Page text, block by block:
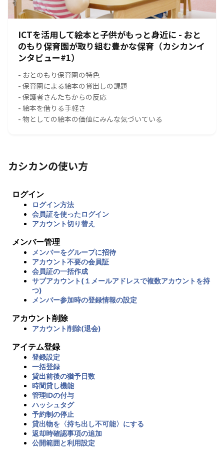
ICTを活用して絵本と子供がもっと身近に - おと
のもり保育園が取り組む豊かな保育（カシカンイ
ンタビュー#1）
- おとのもり保育園の特色
- 保育園による絵本の貸出しの課題
- 保護者さんたちからの反応
- 絵本を借りる手軽さ
- 物としての絵本の価値にみんな気づいている
カシカンの使い方
ログイン
ログイン方法
会員証を使ったログイン
アカウント切り替え
メンバー管理
メンバーをグループに招待
アカウント不要の会員証
会員証の一括作成
サブアカウント(１メールアドレスで複数アカウントを持
つ)
メンバー参加時の登録情報の設定
アカウント削除
アカウント削除(退会)
アイテム登録
登録設定
一括登録
貸出前後の猶予日数
時間貸し機能
管理IDの付与
ハッシュタグ
予約制の停止
貸出物を〈持ち出し不可能〉にする
返却時確認事項の追加
公開範囲と利用設定